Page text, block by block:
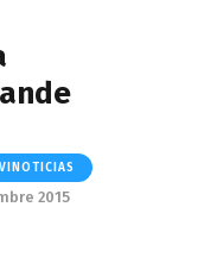
VINOTICIAS
2015